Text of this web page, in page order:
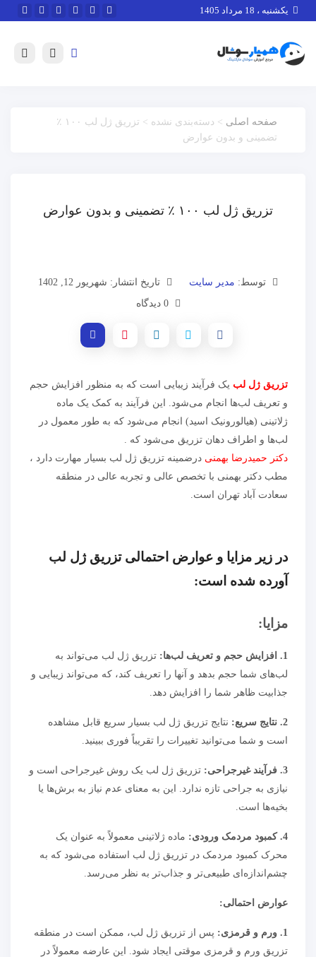
یکشنبه ، 18 مرداد 1405
صفحه اصلی
> دسته‌بندی نشده > تزریق ژل لب ۱۰۰ ٪
تضمینی و بدون عوارض
تزریق ژل لب ۱۰۰ ٪ تضمینی و بدون عوارض
توسط: مدیر سایت
تاریخ انتشار: شهریور 12, 1402
0 دیدگاه
تزریق ژل لب یک فرآیند زیبایی است که به منظور افزایش حجم
و تعریف لب‌ها انجام می‌شود. این فرآیند به کمک یک ماده
ژلاتینی (هیالورونیک اسید) انجام می‌شود که به طور معمول در
لب‌ها و اطراف دهان تزریق می‌شود که .
دکتر حمیدرضا بهمنی درضمینه تزریق ژل لب بسیار مهارت دارد ،
مطب دکتر بهمنی با تخصص عالی و تجربه عالی در منطقه
سعادت آباد تهران است.
در زیر مزایا و عوارض احتمالی تزریق ژل لب
آورده شده است:
مزایا:
1. افزایش حجم و تعریف لب‌ها:
تزریق ژل لب می‌تواند به
لب‌های شما حجم بدهد و آنها را تعریف کند، که می‌تواند زیبایی و
جذابیت ظاهر شما را افزایش دهد.
2. نتایج سریع:
نتایج تزریق ژل لب بسیار سریع قابل مشاهده
است و شما می‌توانید تغییرات را تقریباً فوری ببینید.
3. فرآیند غیرجراحی:
تزریق ژل لب یک روش غیرجراحی است و
نیازی به جراحی تازه ندارد. این به معنای عدم نیاز به برش‌ها یا
بخیه‌ها است.
4. کمبود مردمک ورودی:
ماده ژلاتینی معمولاً به عنوان یک
محرک کمبود مردمک در تزریق ژل لب استفاده می‌شود که به
چشم‌اندازه‌ای طبیعی‌تر و جذاب‌تر به نظر می‌رسد.
عوارض احتمالی:
1. ورم و قرمزی:
پس از تزریق ژل لب، ممکن است در منطقه
تزریق ورم و قرمزی موقتی ایجاد شود. این عارضه معمولاً در